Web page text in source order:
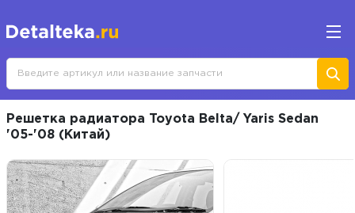
Решетка радиатора Toyota Belta/ Yaris Sedan
'05-'08 (Китай)